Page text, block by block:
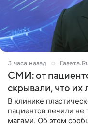
3 часа назад
СМИ: от
скрывали, что их
В клинике
пациентов лечили не
магами. Об этом